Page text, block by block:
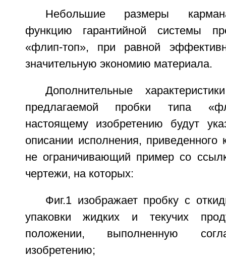
Небольшие размеры
функцию гарантийной системы
«флип-топ», при равной
значительную экономию материала.
Дополнительные
предлагаемой пробки типа
настоящему изобретению будут
описании исполнения, приведенного
не ограничивающий пример со
чертежи, на которых:
Фиг.1 изображает пробку с
упаковки жидких и текучих
положении, выполненную
изобретению;